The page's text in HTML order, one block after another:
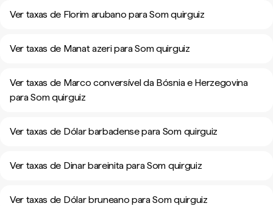
Ver taxas de Florim arubano para Som quirguiz
Ver taxas de Manat azeri para Som quirguiz
Ver taxas de Marco conversível da Bósnia e Herzegovina
para Som quirguiz
Ver taxas de Dólar barbadense para Som quirguiz
Ver taxas de Dinar bareinita para Som quirguiz
Ver taxas de Dólar bruneano para Som quirguiz